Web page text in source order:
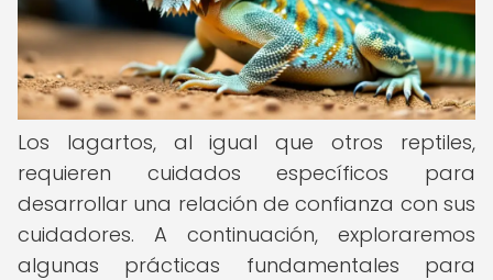
Los lagartos, al igual que otros reptiles,
requieren cuidados específicos para
desarrollar una relación de confianza con sus
cuidadores. A continuación, exploraremos
algunas prácticas fundamentales para